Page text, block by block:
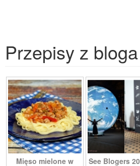
Przepisy z bloga
Mięso mielone w
See Blogers